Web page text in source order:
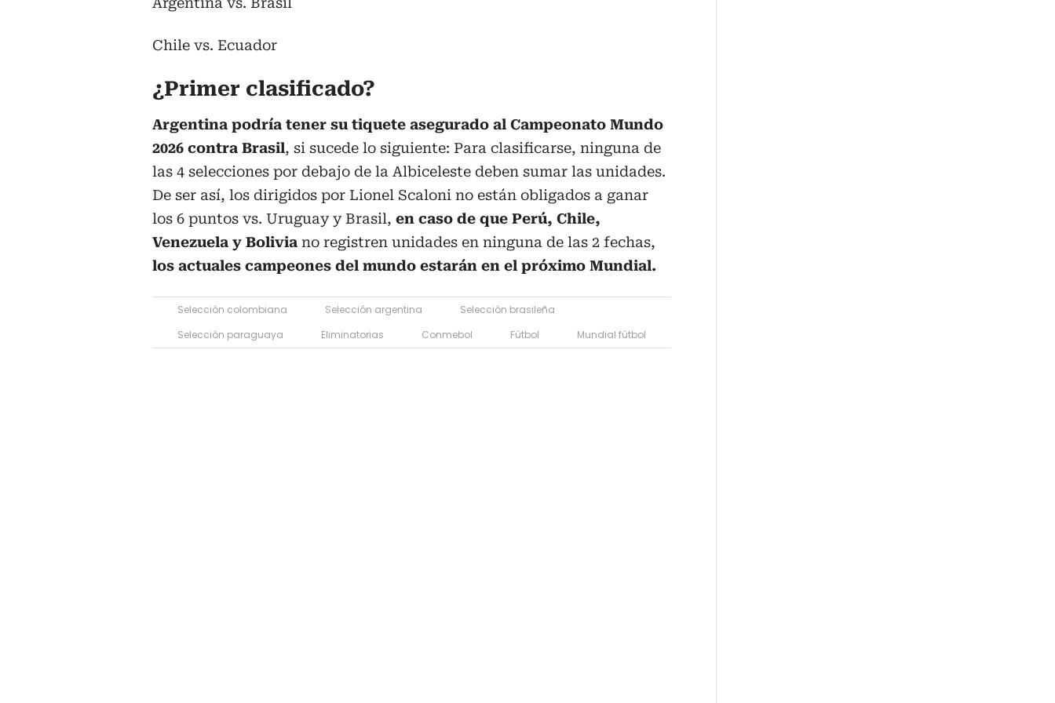
Chile vs. Ecuador
¿Primer clasificado?
Argentina podría tener su tiquete asegurado al Campeonato Mundo
2026 contra Brasil, si sucede lo siguiente: Para clasificarse, ninguna de
las 4 selecciones por debajo de la Albiceleste deben sumar las unidades.
De ser así, los dirigidos por Lionel Scaloni no están obligados a ganar
los 6 puntos vs. Uruguay y Brasil, en caso de que Perú, Chile,
Venezuela y Bolivia no registren unidades en ninguna de las 2 fechas,
los actuales campeones del mundo estarán en el próximo Mundial.
Selección colombiana Selección argentina
Selección brasileña
Selección paraguaya
Eliminatorias Conmebol Fútbol Mundial fútbol